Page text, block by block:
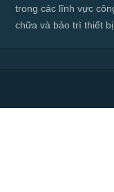
trong các lĩnh vực
chữa và bảo trì thiết bị.